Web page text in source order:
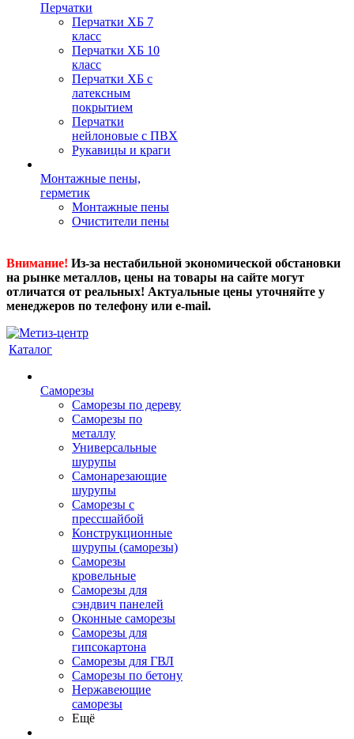
Перчатки
Перчатки ХБ 7
класс
Перчатки ХБ 10
класс
Перчатки ХБ с
латексным
покрытием
Перчатки
нейлоновые с ПВХ
Рукавицы и краги
Монтажные пены,
герметик
Монтажные пены
Очистители пены
Внимание! Из-за нестабильной экономической обстановки
на рынке металлов, цены на товары на сайте могут
отличатся от реальных! Актуальные цены уточняйте у
менеджеров по телефону или e-mail.
Каталог
Саморезы
Саморезы по дереву
Саморезы по
металлу
Универсальные
шурупы
Самонарезающие
шурупы
Саморезы с
прессшайбой
Конструкционные
шурупы (саморезы)
Саморезы
кровельные
Саморезы для
сэндвич панелей
Оконные саморезы
Саморезы для
гипсокартона
Саморезы для ГВЛ
Саморезы по бетону
Нержавеющие
саморезы
Ещё